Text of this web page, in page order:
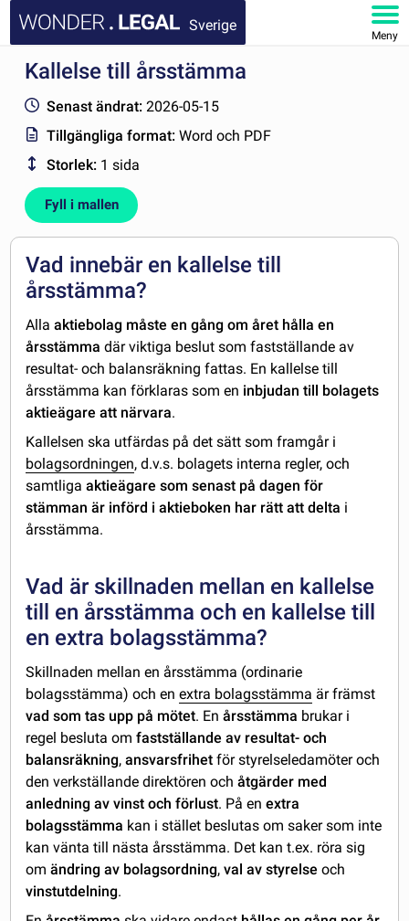
Sverige
Meny
STARTSIDA
DOKUMENT
FAQ
MITT KONTO
Kallelse till årsstämma
Senast ändrat: 2026-05-15
Tillgängliga format:Word och PDF
Storlek: 1 sida
Fyll i mallen
Vad innebär en kallelse till
årsstämma?
Allaaktiebolag måste en gång om året hålla en
årsstämma där viktiga beslut som fastställande av
resultat- och balansräkning fattas. En kallelse till
årsstämma kan förklaras som en inbjudan till bolagets
aktieägare att närvara.
Kallelsen ska utfärdas på det sätt som framgår i
bolagsordningen, d.v.s. bolagets interna regler, och
samtligaaktieägare som senast på dagen för
stämman är införd i aktieboken har rätt att delta i
årsstämma.
Vad är skillnaden mellan en kallelse
till en årsstämma och en kallelse till
en extra bolagsstämma?
Skillnaden mellan en årsstämma (ordinarie
bolagsstämma) och enextra bolagsstämma är främst
vad som tas upp på mötet. Enårsstämma brukar i
regel besluta omfastställande av resultat- och
balansräkning,ansvarsfrihet för styrelseledamöter och
den verkställande direktören och åtgärder med
anledning av vinst och förlust. På enextra
bolagsstämma kan i stället beslutas om saker som inte
kan vänta till nästa årsstämma. Det kan t.ex. röra sig
omändring av bolagsordning,val av styrelseoch
vinstutdelning.